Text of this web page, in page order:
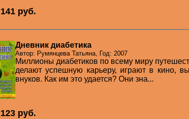
141 pуб.
Дневник диабетика
Автор: Румянцева Татьяна, Год: 2007
Миллионы диабетиков по всему миру
делают успешную карьеру, играют в кино,
внуков. Как им это удается? Они зна...
123 pуб.